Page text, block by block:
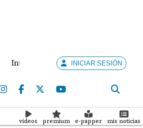
eléctrica y combate al crimen
INICIAR SESIÓN
videos premium e-papper mis noticias